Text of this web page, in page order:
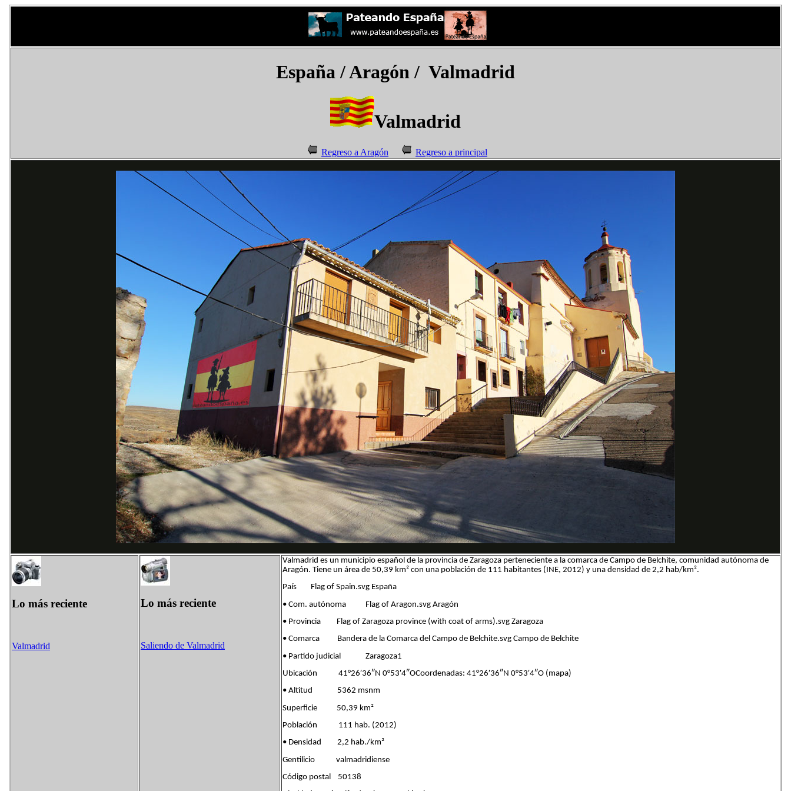
España/ Aragón / Valmadrid
Valmadrid
Regreso a Aragón Regreso a principal
Lo más reciente
Valmadrid
Lo más reciente
Saliendo de Valmadrid
Valmadrid es un municipio español de la provincia de Zaragoza perteneciente a la comarca de Campo de Belchite, comunidad autónoma de
Aragón. Tiene un área de 50,39 km² con una población de 111 habitantes (INE, 2012) y una densidad de 2,2 hab/km².
País Flag of Spain.svg España
• Com. autónoma Flag of Aragon.svg Aragón
• Provincia Flag of Zaragoza province (with coat of arms).svg Zaragoza
• Comarca Bandera de la Comarca del Campo de Belchite.svg Campo de Belchite
• Partido judicial Zaragoza1
Ubicación 41°26′36″N 0°53′4″OCoordenadas: 41°26′36″N 0°53′4″O (mapa)
• Altitud 5362 msnm
Superficie 50,39 km²
Población 111 hab. (2012)
• Densidad 2,2 hab./km²
Gentilicio valmadridiense
Código postal 50138